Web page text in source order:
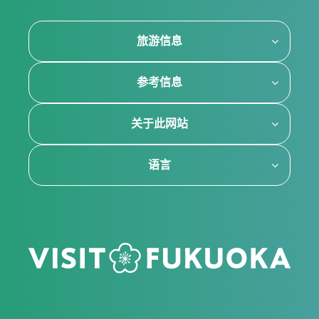
旅游信息
参考信息
关于此网站
语言